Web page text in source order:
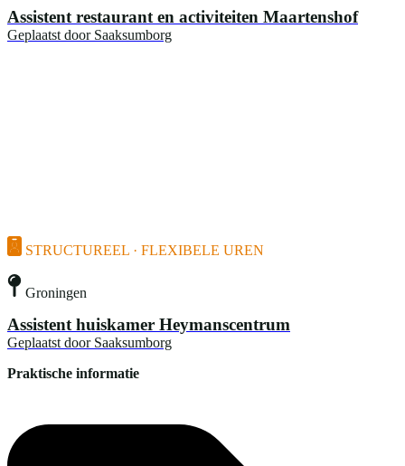
Assistent restaurant en activiteiten Maartenshof
Geplaatst door Saaksumborg
STRUCTUREEL · FLEXIBELE UREN
Groningen
Assistent huiskamer Heymanscentrum
Geplaatst door Saaksumborg
Praktische informatie